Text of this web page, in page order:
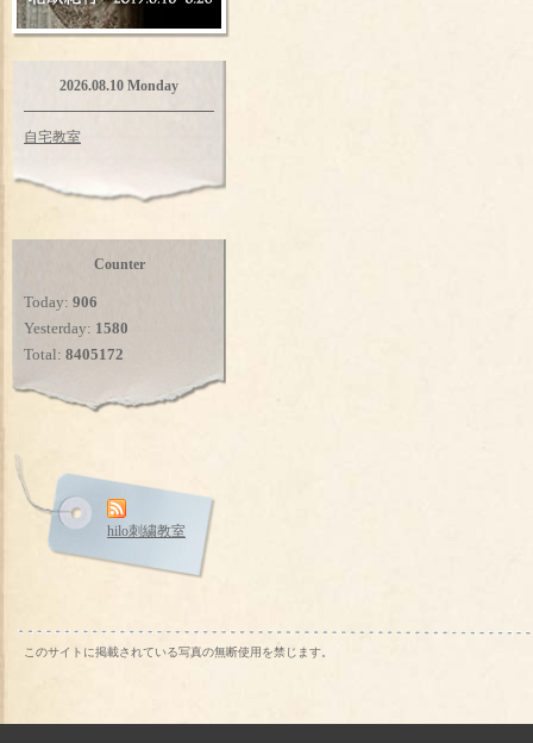
2026.08.10 Monday
自宅教室
Counter
Today: 906
Yesterday: 1580
Total: 8405172
hilo刺繍教室
このサイトに掲載されている写真の無断使用を禁じます。